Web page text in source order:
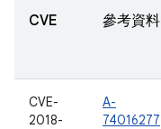
CVE 參考資料
CVE-
2018-
A-
74016277